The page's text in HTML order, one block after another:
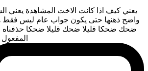
يعني كيف اذا كانت الاخت المشاهدة يعني
واضح ذهنها حتى يكون جواب عام ليس فقط
ضحك ضحكا قليلا ضحك قليلا ضحكا حذفناه